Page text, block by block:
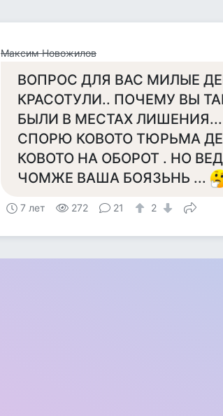
Максим Новожилов
ВОПРОС ДЛЯ ВАС МИЛЫЕ
КРАСОТУЛИ.. ПОЧЕМУ ВЫ
БЫЛИ В МЕСТАХ
СПОРЮ КОВОТО ТЮРЬМА
КОВОТО НА ОБОРОТ . НО
ЧОМЖЕ ВАША БОЯЗЬНЬ ...
7 лет 272 21 2